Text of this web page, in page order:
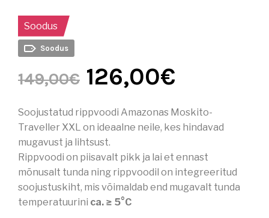
Soodus
Soodus
149,00€ 126,00€
Soojustatud rippvoodi Amazonas Moskito-
Traveller XXL on ideaalne neile, kes hindavad
mugavust ja lihtsust.
Rippvoodi on piisavalt pikk ja lai et ennast
mõnusalt tunda ning rippvoodil on integreeritud
soojustuskiht, mis võimaldab end mugavalt tunda
temperatuurini ca. ≥ 5°C